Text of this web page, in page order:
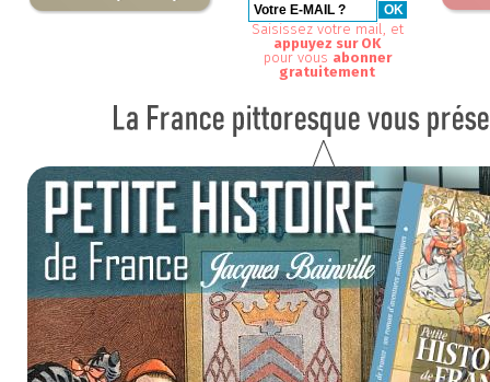
Saisissez votre mail, et
appuyez sur OK
pour vous abonner
gratuitement